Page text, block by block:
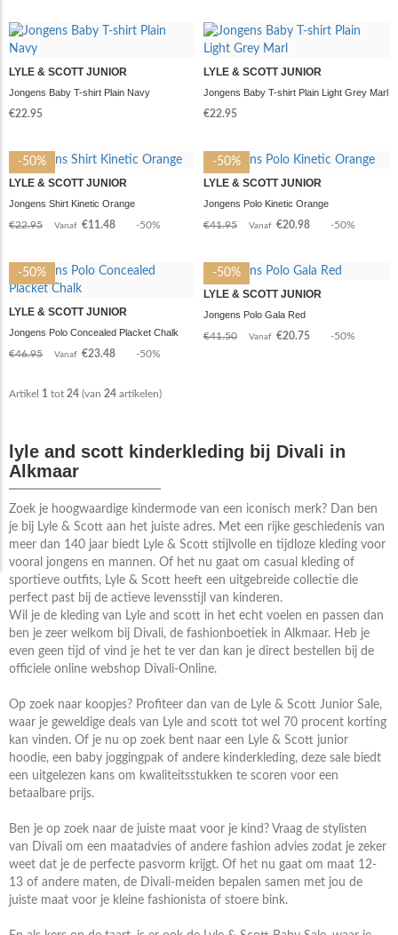
LYLE & SCOTT JUNIOR
Jongens Baby T-shirt Plain Navy
€22.95
LYLE & SCOTT JUNIOR
Jongens Baby T-shirt Plain Light Grey Marl
€22.95
-50%
LYLE & SCOTT JUNIOR
Jongens Shirt Kinetic Orange
€22.95
Vanaf €11.48 -50%
-50%
LYLE & SCOTT JUNIOR
Jongens Polo Kinetic Orange
€41.95
Vanaf €20.98 -50%
-50%
LYLE & SCOTT JUNIOR
Jongens Polo Concealed Placket Chalk
€46.95
Vanaf €23.48 -50%
-50%
LYLE & SCOTT JUNIOR
Jongens Polo Gala Red
€41.50
Vanaf €20.75 -50%
Artikel 1 tot 24 (van 24 artikelen)
lyle and scott kinderkleding bij Divali in
Alkmaar
Zoek je hoogwaardige kindermode van een iconisch merk? Dan ben
je bij Lyle & Scott aan het juiste adres. Met een rijke geschiedenis van
meer dan 140 jaar biedt Lyle & Scott stijlvolle en tijdloze kleding voor
vooral jongens en mannen. Of het nu gaat om casual kleding of
sportieve outfits, Lyle & Scott heeft een uitgebreide collectie die
perfect past bij de actieve levensstijl van kinderen.
Wil je de kleding van Lyle and scott in het echt voelen en passen dan
ben je zeer welkom bij Divali, de fashionboetiek in Alkmaar. Heb je
even geen tijd of vind je het te ver dan kan je direct bestellen bij de
officiele online webshop Divali-Online.
Op zoek naar koopjes? Profiteer dan van de Lyle & Scott Junior Sale,
waar je geweldige deals van Lyle and scott tot wel 70 procent korting
kan vinden. Of je nu op zoek bent naar een Lyle & Scott junior
hoodie, een baby joggingpak of andere kinderkleding, deze sale biedt
een uitgelezen kans om kwaliteitsstukken te scoren voor een
betaalbare prijs.
Ben je op zoek naar de juiste maat voor je kind? Vraag de stylisten
van Divali om een maatadvies of andere fashion advies zodat je zeker
weet dat je de perfecte pasvorm krijgt. Of het nu gaat om maat 12-
13 of andere maten, de Divali-meiden bepalen samen met jou de
juiste maat voor je kleine fashionista of stoere bink.